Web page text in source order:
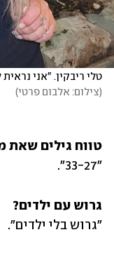
טלי ריבקין. "אני
(צילום: אלבום פרטי)
טווח גילים שאת
"33-27".
גרוש עם ילדים?
"גרוש בלי ילדים".